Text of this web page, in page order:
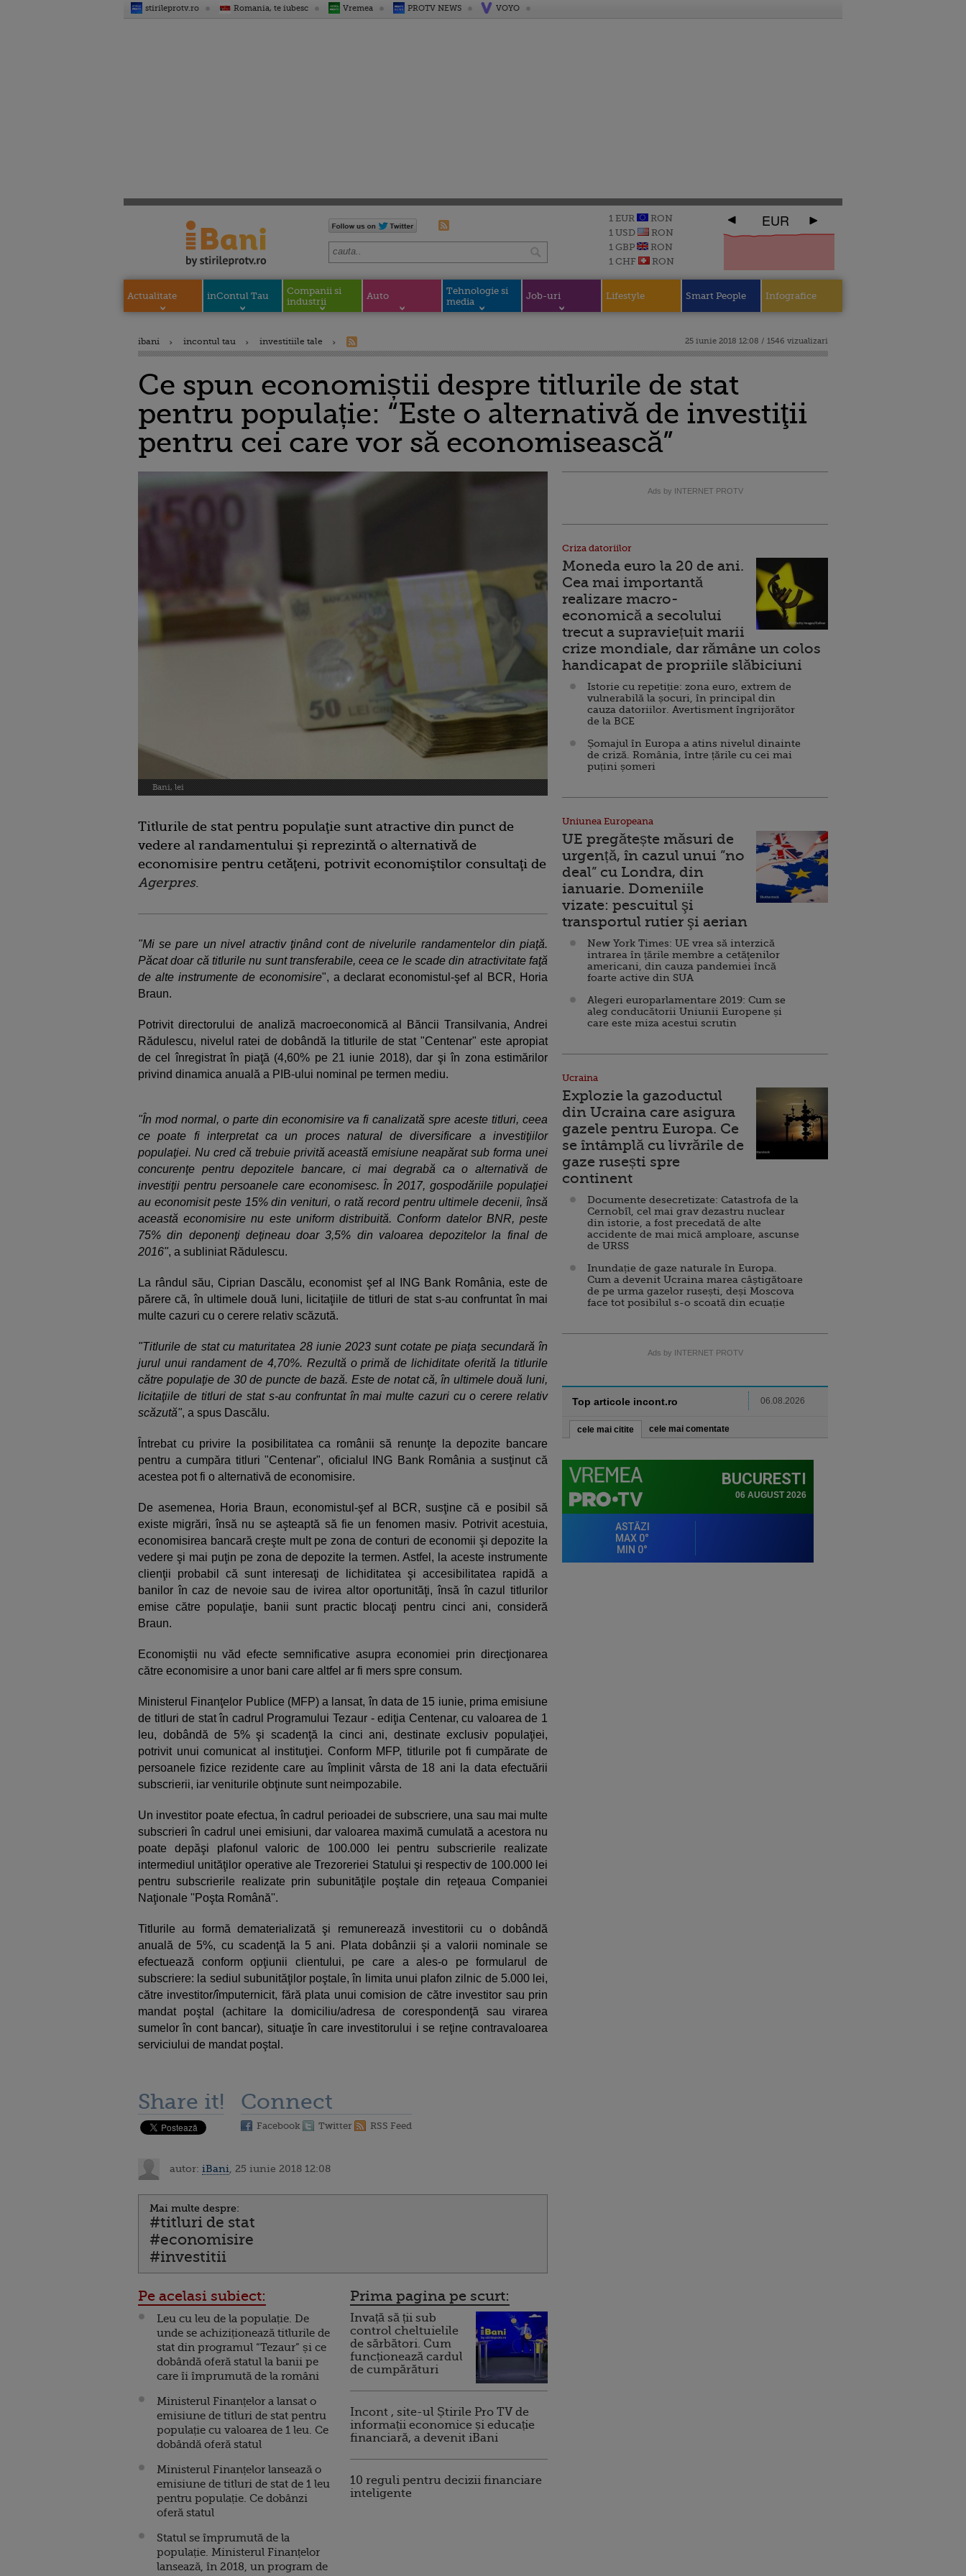
stirileprotv.ro Romania, te iubesc Vremea PROTV NEWS VOYO
1 EUR
RON
1 USD
RON
1 GBP
RON
1 CHF
RON
EUR
Actualitate inContul Tau
Companii si
industrii
Auto
Tehnologie si
media
Job-uri Lifestyle Smart People Infografice
ibani incontul tau investitiile tale 25 iunie 2018 12:08 / 1546 vizualizari
Ce spun economiștii despre titlurile de stat
pentru populație: “Este o alternativă de investiţii
pentru cei care vor să economisească”
Bani, lei
Titlurile de stat pentru populaţie sunt atractive din punct de
vedere al randamentului şi reprezintă o alternativă de
economisire pentru cetăţeni, potrivit economiştilor consultaţi de
Agerpres.
"Mi se pare un nivel atractiv ţinând cont de nivelurile randamentelor din piaţă.
Păcat doar că titlurile nu sunt transferabile, ceea ce le scade din atractivitate faţă
de alte instrumente de economisire", a declarat economistul-şef al BCR, Horia
Braun.
Potrivit directorului de analiză macroeconomică al Băncii Transilvania, Andrei
Rădulescu, nivelul ratei de dobândă la titlurile de stat "Centenar" este apropiat
de cel înregistrat în piaţă (4,60% pe 21 iunie 2018), dar şi în zona estimărilor
privind dinamica anuală a PIB-ului nominal pe termen mediu.
"În mod normal, o parte din economisire va fi canalizată spre aceste titluri, ceea
ce poate fi interpretat ca un proces natural de diversificare a investiţiilor
populaţiei. Nu cred că trebuie privită această emisiune neapărat sub forma unei
concurenţe pentru depozitele bancare, ci mai degrabă ca o alternativă de
investiţii pentru persoanele care economisesc. În 2017, gospodăriile populaţiei
au economisit peste 15% din venituri, o rată record pentru ultimele decenii, însă
această economisire nu este uniform distribuită. Conform datelor BNR, peste
75% din deponenţi deţineau doar 3,5% din valoarea depozitelor la final de
2016", a subliniat Rădulescu.
La rândul său, Ciprian Dascălu, economist şef al ING Bank România, este de
părere că, în ultimele două luni, licitaţiile de titluri de stat s-au confruntat în mai
multe cazuri cu o cerere relativ scăzută.
"Titlurile de stat cu maturitatea 28 iunie 2023 sunt cotate pe piaţa secundară în
jurul unui randament de 4,70%. Rezultă o primă de lichiditate oferită la titlurile
către populaţie de 30 de puncte de bază. Este de notat că, în ultimele două luni,
licitaţiile de titluri de stat s-au confruntat în mai multe cazuri cu o cerere relativ
scăzută", a spus Dascălu.
Întrebat cu privire la posibilitatea ca românii să renunţe la depozite bancare
pentru a cumpăra titluri "Centenar", oficialul ING Bank România a susţinut că
acestea pot fi o alternativă de economisire.
De asemenea, Horia Braun, economistul-şef al BCR, susţine că e posibil să
existe migrări, însă nu se aşteaptă să fie un fenomen masiv. Potrivit acestuia,
economisirea bancară creşte mult pe zona de conturi de economii şi depozite la
vedere şi mai puţin pe zona de depozite la termen. Astfel, la aceste instrumente
clienţii probabil că sunt interesaţi de lichiditatea şi accesibilitatea rapidă a
banilor în caz de nevoie sau de ivirea altor oportunităţi, însă în cazul titlurilor
emise către populaţie, banii sunt practic blocaţi pentru cinci ani, consideră
Braun.
Economiştii nu văd efecte semnificative asupra economiei prin direcţionarea
către economisire a unor bani care altfel ar fi mers spre consum.
Ministerul Finanţelor Publice (MFP) a lansat, în data de 15 iunie, prima emisiune
de titluri de stat în cadrul Programului Tezaur - ediţia Centenar, cu valoarea de 1
leu, dobândă de 5% şi scadenţă la cinci ani, destinate exclusiv populaţiei,
potrivit unui comunicat al instituţiei. Conform MFP, titlurile pot fi cumpărate de
persoanele fizice rezidente care au împlinit vârsta de 18 ani la data efectuării
subscrierii, iar veniturile obţinute sunt neimpozabile.
Un investitor poate efectua, în cadrul perioadei de subscriere, una sau mai multe
subscrieri în cadrul unei emisiuni, dar valoarea maximă cumulată a acestora nu
poate depăşi plafonul valoric de 100.000 lei pentru subscrierile realizate
intermediul unităţilor operative ale Trezoreriei Statului şi respectiv de 100.000 lei
pentru subscrierile realizate prin subunităţile poştale din reţeaua Companiei
Naţionale ''Poşta Română''.
Titlurile au formă dematerializată şi remunerează investitorii cu o dobândă
anuală de 5%, cu scadenţă la 5 ani. Plata dobânzii şi a valorii nominale se
efectuează conform opţiunii clientului, pe care a ales-o pe formularul de
subscriere: la sediul subunităţilor poştale, în limita unui plafon zilnic de 5.000 lei,
către investitor/împuternicit, fără plata unui comision de către investitor sau prin
mandat poştal (achitare la domiciliu/adresa de corespondenţă sau virarea
sumelor în cont bancar), situaţie în care investitorului i se reţine contravaloarea
serviciului de mandat poştal.
Share it! Connect
Facebook Twitter RSS Feed
autor: iBani , 25 iunie 2018 12:08
Mai multe despre:
#titluri de stat
#economisire
#investitii
Pe acelasi subiect:
Leu cu leu de la populație. De
unde se achiziționează titlurile de
stat din programul “Tezaur” și ce
dobândă oferă statul la banii pe
care îi împrumută de la români
Ministerul Finanțelor a lansat o
emisiune de titluri de stat pentru
populație cu valoarea de 1 leu. Ce
dobândă oferă statul
Ministerul Finanțelor lansează o
emisiune de titluri de stat de 1 leu
pentru populație. Ce dobânzi
oferă statul
Statul se împrumută de la
populație. Ministerul Finanțelor
lansează, în 2018, un program de
Prima pagina pe scurt:
Invață să ții sub
control cheltuielile
de sărbători. Cum
funcționează cardul
de cumpărături
Incont , site-ul Știrile Pro TV de
informații economice și educație
financiară, a devenit iBani
10 reguli pentru decizii financiare
inteligente
Ads by INTERNET PROTV
Criza datoriilor
Moneda euro la 20 de ani.
Cea mai importantă
realizare macro-
economică a secolului
trecut a supraviețuit marii
crize mondiale, dar rămâne un colos
handicapat de propriile slăbiciuni
Istorie cu repetiție: zona euro, extrem de
vulnerabilă la șocuri, în principal din
cauza datoriilor. Avertisment îngrijorător
de la BCE
Șomajul în Europa a atins nivelul dinainte
de criză. România, între țările cu cei mai
puțini șomeri
Uniunea Europeana
UE pregătește măsuri de
urgență, în cazul unui ”no
deal” cu Londra, din
ianuarie. Domeniile
vizate: pescuitul şi
transportul rutier şi aerian
New York Times: UE vrea să interzică
intrarea în țările membre a cetăţenilor
americani, din cauza pandemiei încă
foarte active din SUA
Alegeri europarlamentare 2019: Cum se
aleg conducătorii Uniunii Europene și
care este miza acestui scrutin
Ucraina
Explozie la gazoductul
din Ucraina care asigura
gazele pentru Europa. Ce
se întâmplă cu livrările de
gaze rusești spre
continent
Documente desecretizate: Catastrofa de la
Cernobîl, cel mai grav dezastru nuclear
din istorie, a fost precedată de alte
accidente de mai mică amploare, ascunse
de URSS
Inundație de gaze naturale în Europa.
Cum a devenit Ucraina marea câștigătoare
de pe urma gazelor rusești, deși Moscova
face tot posibilul s-o scoată din ecuație
Ads by INTERNET PROTV
Top articole incont.ro 06.08.2026
cele mai citite cele mai comentate